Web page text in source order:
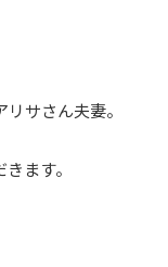
リサさん夫妻。
ます。